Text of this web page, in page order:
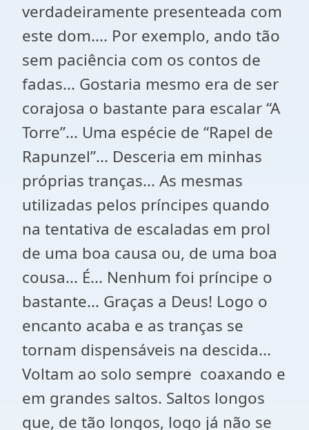
verdadeiramente presenteada com
este dom.... Por exemplo, ando tão
sem paciência com os contos de
fadas... Gostaria mesmo era de ser
corajosa o bastante para escalar “A
Torre”... Uma espécie de “Rapel de
Rapunzel”... Desceria em minhas
próprias tranças... As mesmas
utilizadas pelos príncipes quando
na tentativa de escaladas em prol
de uma boa causa ou, de uma boa
cousa... É... Nenhum foi príncipe o
bastante... Graças a Deus! Logo o
encanto acaba e as tranças se
tornam dispensáveis na descida...
Voltam ao solo sempre coaxando e
em grandes saltos. Saltos longos
que, de tão longos, logo já não se